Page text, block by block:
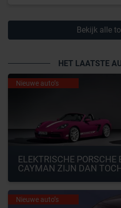
Bekijk alle
HET LAATSTE
Nieuwe auto’s
ELEKTRISCHE PORSCHE
CAYMAN ZIJN DAN
Nieuwe auto’s